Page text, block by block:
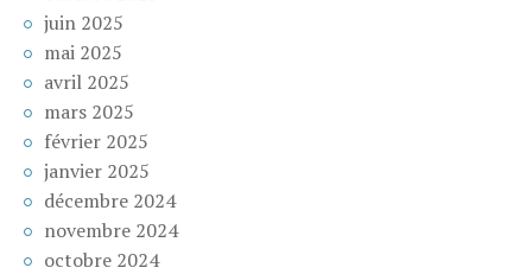
juin 2025
mai 2025
avril 2025
mars 2025
février 2025
janvier 2025
décembre 2024
novembre 2024
octobre 2024